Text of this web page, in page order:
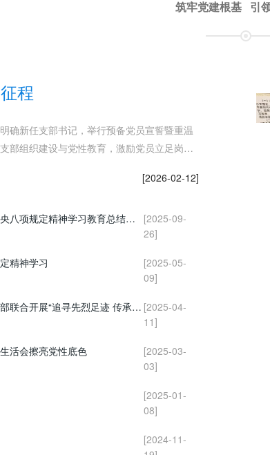
筑牢党建根基 引
程
确新任支部书记，举行预备党员宣誓暨重温
部组织建设与党性教育，激励党员立足岗
展。
[2026-02-12]
黔东南金融监管分局第七党支部召开深入贯彻中央八项规定精神学习教育总结会议
[2025-09-
26]
精神学习
[2025-05-
09]
黔东南金融监管分局第七党支部与第一、三党支部联合开展“追寻先烈足迹 传承长征精神” 主题党日活动 [2025-04-
11]
活会擦亮党性底色
[2025-03-
03]
[2025-01-
08]
[2024-11-